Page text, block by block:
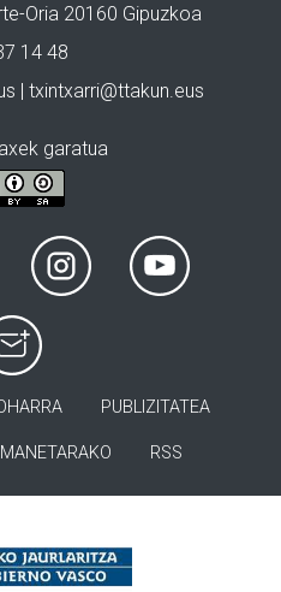
Oria 20160 Gipuzkoa
14 48
| txintxarri@ttakun.eus
garatua
PUBLIZITATEA
RSS